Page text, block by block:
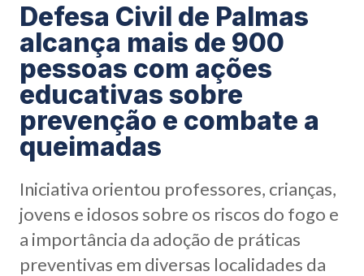
Defesa Civil de Palmas
alcança mais de 900
pessoas com ações
educativas sobre
prevenção e combate a
queimadas
Iniciativa orientou professores, crianças,
jovens e idosos sobre os riscos do fogo e
a importância da adoção de práticas
preventivas em diversas localidades da